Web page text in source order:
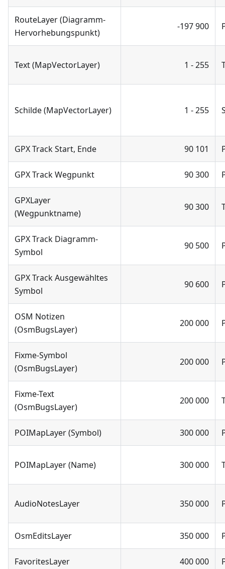
RouteLayer (Diagramm-
Hervorhebungspunkt)
-197 900
Text (MapVectorLayer) 1 - 255
Schilde (MapVectorLayer) 1 - 255
GPX Track Start, Ende 90 101
GPX Track Wegpunkt 90 300
GPXLayer
(Wegpunktname)
90 300
GPX Track Diagramm-
Symbol
90 500
GPX Track Ausgewähltes
Symbol
90 600
OSM Notizen
(OsmBugsLayer)
200 000
Fixme-Symbol
(OsmBugsLayer)
200 000
Fixme-Text
(OsmBugsLayer)
200 000
POIMapLayer (Symbol) 300 000
POIMapLayer (Name) 300 000
AudioNotesLayer 350 000
OsmEditsLayer 350 000
FavoritesLayer 400 000